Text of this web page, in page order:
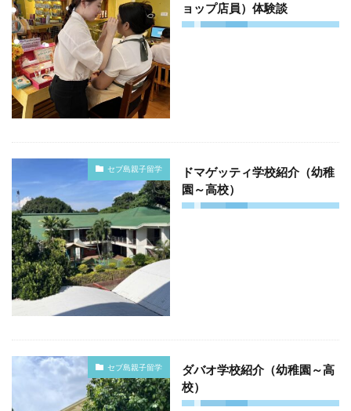
ョップ店員）体験談
セブ島親子留学
ドマゲッティ学校紹介（幼稚
園～高校）
セブ島親子留学
ダバオ学校紹介（幼稚園～高
校）